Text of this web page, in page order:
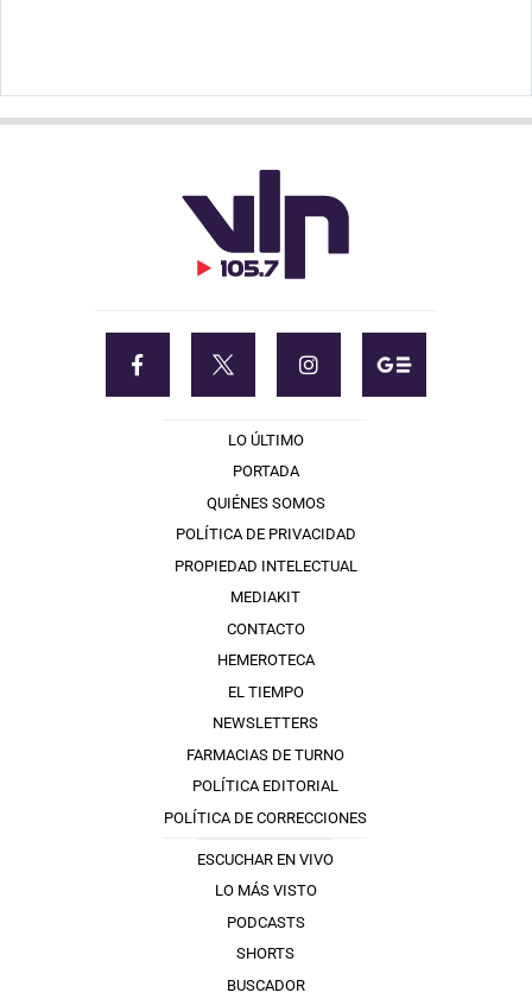
LO ÚLTIMO
PORTADA
QUIÉNES SOMOS
POLÍTICA DE PRIVACIDAD
PROPIEDAD INTELECTUAL
MEDIAKIT
CONTACTO
HEMEROTECA
EL TIEMPO
NEWSLETTERS
FARMACIAS DE TURNO
POLÍTICA EDITORIAL
POLÍTICA DE CORRECCIONES
ESCUCHAR EN VIVO
LO MÁS VISTO
PODCASTS
SHORTS
BUSCADOR